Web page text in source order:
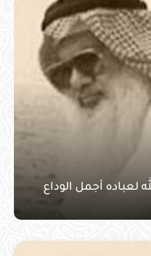
لعباده أجمل الوداع